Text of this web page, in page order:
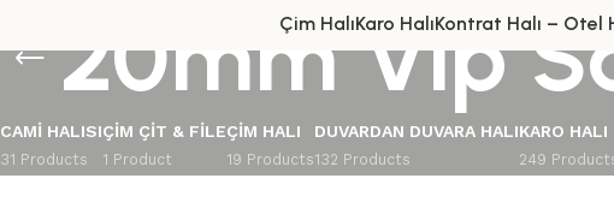
Çim HalıKaro HalıKontrat Halı – Otel
20mm Vip
CAMI HALISI
31 Products
ÇIM ÇIT & FILE
1 Product
ÇIM HALI
19 Products
DUVARDAN DUVARA HALI
132 Products
KARO HALI
249